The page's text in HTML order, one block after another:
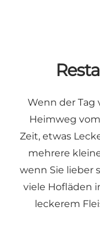
Wenn der Tag
Heimweg
Zeit, etwas
mehrere
wenn Sie lieber
viele Hofläden
leckerem